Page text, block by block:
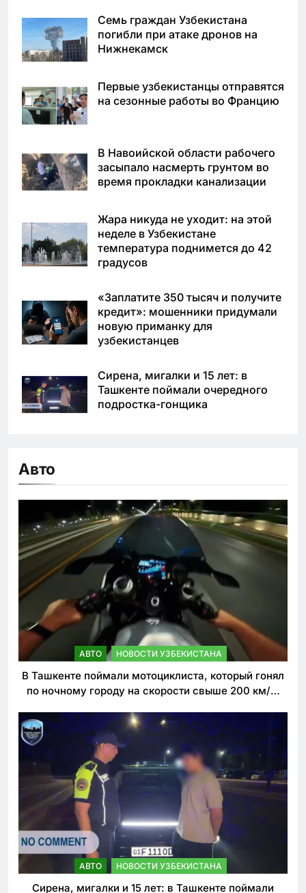
Семь граждан Узбекистана
погибли при атаке дронов на
Нижнекамск
Первые узбекистанцы отправятся
на сезонные работы во Францию
В Навоийской области рабочего
засыпало насмерть грунтом во
время прокладки канализации
Жара никуда не уходит: на этой
неделе в Узбекистане
температура поднимется до 42
градусов
«Заплатите 350 тысяч и получите
кредит»: мошенники придумали
новую приманку для
узбекистанцев
Сирена, мигалки и 15 лет: в
Ташкенте поймали очередного
подростка-гонщика
Авто
АВТО НОВОСТИ УЗБЕКИСТАНА
В Ташкенте поймали мотоциклиста, который гонял
по ночному городу на скорости свыше 200 км/ч.
АВТО НОВОСТИ УЗБЕКИСТАНА
Сирена, мигалки и 15 лет: в Ташкенте поймали